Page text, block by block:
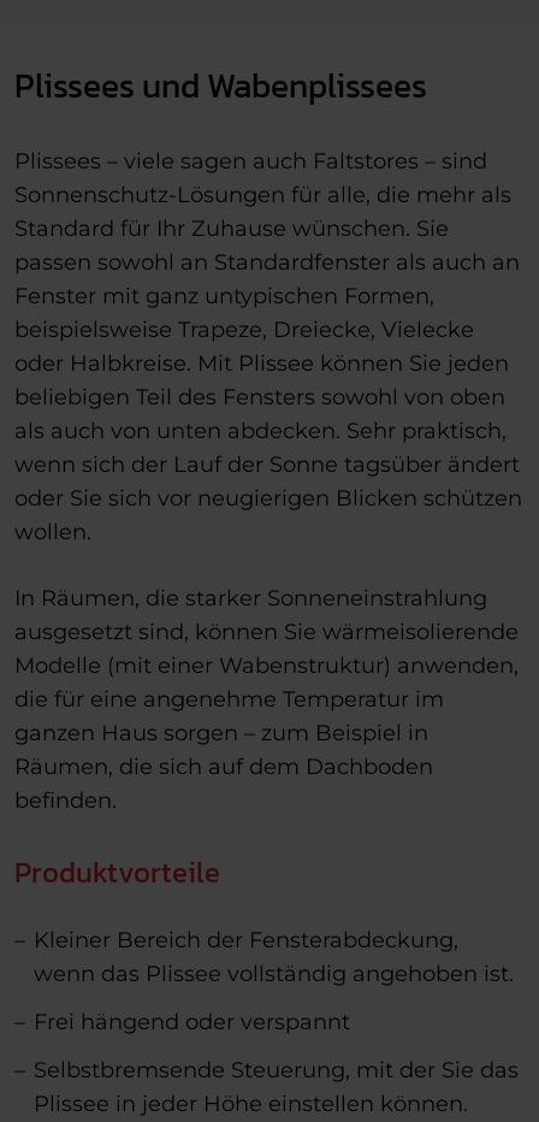
Plissees und Wabenplissees
Plissees – viele sagen auch Faltstores – sind
Sonnenschutz-Lösungen für alle, die mehr als
Standard für Ihr Zuhause wünschen. Sie
passen sowohl an Standardfenster als auch an
Fenster mit ganz untypischen Formen,
beispielsweise Trapeze, Dreiecke, Vielecke
oder Halbkreise. Mit Plissee können Sie jeden
beliebigen Teil des Fensters sowohl von oben
als auch von unten abdecken. Sehr praktisch,
wenn sich der Lauf der Sonne tagsüber ändert
oder Sie sich vor neugierigen Blicken schützen
wollen.
In Räumen, die starker Sonneneinstrahlung
ausgesetzt sind, können Sie wärmeisolierende
Modelle (mit einer Wabenstruktur) anwenden,
die für eine angenehme Temperatur im
ganzen Haus sorgen – zum Beispiel in
Räumen, die sich auf dem Dachboden
befinden.
Produktvorteile
Kleiner Bereich der Fensterabdeckung,
wenn das Plissee vollständig angehoben ist.
Frei hängend oder verspannt
Selbstbremsende Steuerung, mit der Sie das
Plissee in jeder Höhe einstellen können.